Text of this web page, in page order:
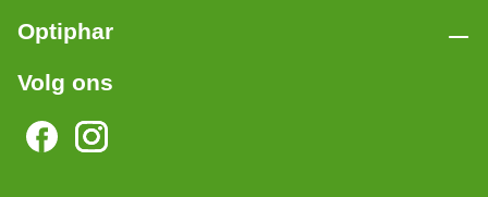
Optiphar
Volg ons